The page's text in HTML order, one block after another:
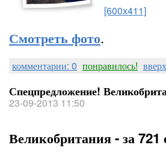
[600x411]
Смотреть фото.
комментарии: 0 понравилось!
Спецпредложение!
23-09-2013 11:50
Великобритания - за 721